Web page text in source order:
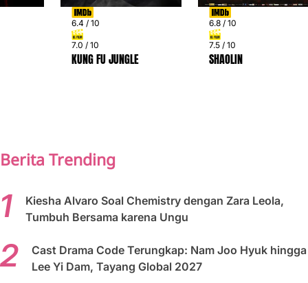
6.4 / 10
7.0 / 10
KUNG FU JUNGLE
6.8 / 10
7.5 / 10
SHAOLIN
Berita Trending
Kiesha Alvaro Soal Chemistry dengan Zara Leola,
Tumbuh Bersama karena Ungu
Cast Drama Code Terungkap: Nam Joo Hyuk hingga
Lee Yi Dam, Tayang Global 2027